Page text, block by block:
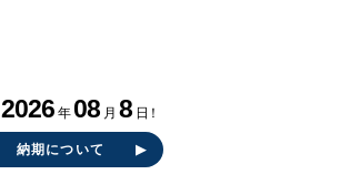
2026 年 08 月 8 日！
納期について